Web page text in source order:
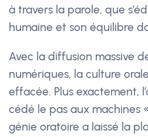
à travers la parole, que
humaine et son équilibre
Avec la diffusion massive
numériques, la culture
effacée. Plus exactement,
cédé le pas aux machines
génie oratoire a laissé la